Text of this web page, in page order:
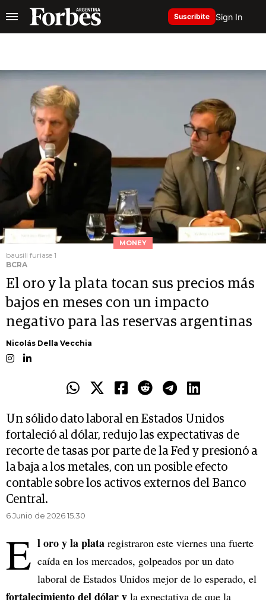
Suscribite Sign In
MONEY
bausili furiase 1
BCRA
El oro y la plata tocan sus precios más
bajos en meses con un impacto
negativo para las reservas argentinas
Nicolás Della Vecchia
Un sólido dato laboral en Estados Unidos
fortaleció al dólar, redujo las expectativas de
recorte de tasas por parte de la Fed y presionó a
la baja a los metales, con un posible efecto
contable sobre los activos externos del Banco
Central.
6 Junio de 2026 15.30
E l oro y la plata registraron este viernes una fuerte
caída en los mercados, golpeados por un dato
laboral de Estados Unidos mejor de lo esperado, el
fortalecimiento del dólar y la expectativa de que la